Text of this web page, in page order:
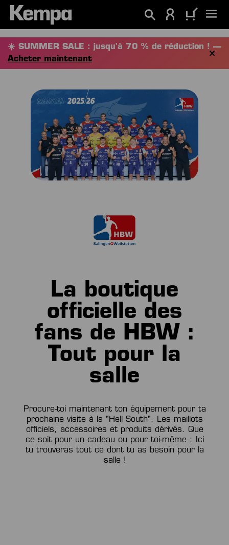
principal
☀️ SUMMER SALE : jusqu'à 70 % de réduction ! —
Acheter maintenant
La boutique
officielle des
fans de HBW :
Tout pour la
salle
Procure-toi maintenant ton équipement pour ta
prochaine visite à la "Hell South". Les maillots
officiels, accessoires et produits dérivés. Que
ce soit pour un cadeau ou pour toi-même : Ici
tu trouveras tout ce dont tu as besoin pour la
salle !